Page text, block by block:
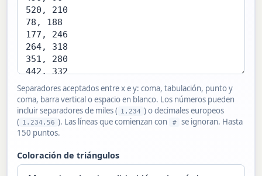
Separadores aceptados entre x e y: coma, tabulación, punto y
coma, barra vertical o espacio en blanco. Los números pueden
incluir separadores de miles ( 1,234 ) o decimales europeos
( 1.234,56 ). Las líneas que comienzan con #
se ignoran. Hasta
150 puntos.
Coloración de triángulos